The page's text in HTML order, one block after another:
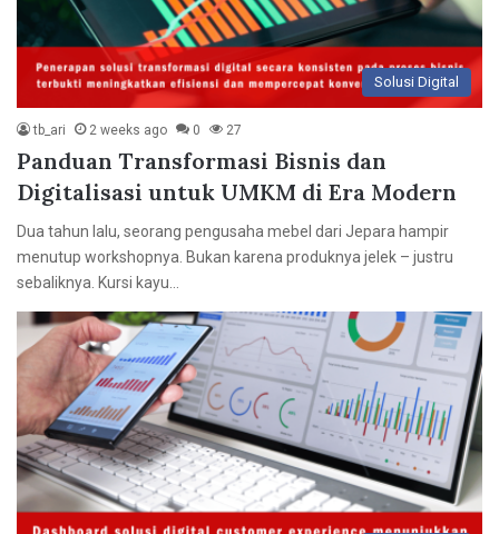
Solusi Digital
tb_ari 2 weeks ago 0 27
Panduan Transformasi Bisnis dan
Digitalisasi untuk UMKM di Era Modern
Dua tahun lalu, seorang pengusaha mebel dari Jepara hampir
menutup workshopnya. Bukan karena produknya jelek – justru
sebaliknya. Kursi kayu…